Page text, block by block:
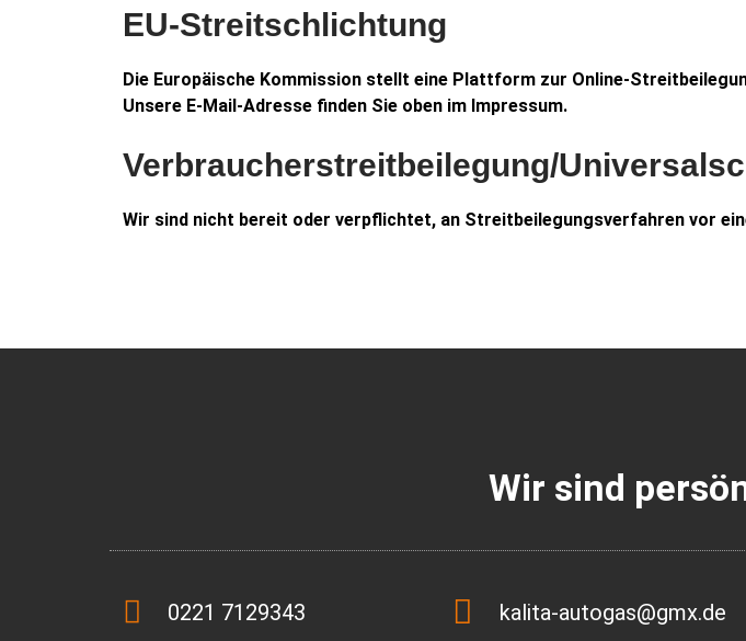
EU-Streitschlichtung
Die Europäische Kommission stellt eine Plattform zur Online-
Unsere E-Mail-Adresse finden Sie oben im Impressum.
Verbraucher­streit­beilegung/
Wir sind nicht bereit oder verpflichtet, an Streitbeilegungsverfahren vor
Wir sind
0221 7129343 kalita-autogas@gmx.de